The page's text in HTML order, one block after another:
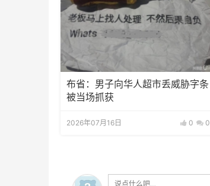
布省：男子向华人超市丢威胁字条
被当场抓获
2026年07月16日 0 0